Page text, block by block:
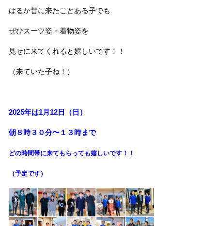
はるか昔に来たことある子でも
ぜひスーツ姿・着物姿を
見せに来てくれると嬉しいです！！
（来ていた子ね！）
2025年は1月12日（日）
朝８時３０分〜１３時まで
どの時間帯に来てもらっても嬉しいです！！
（予定です）